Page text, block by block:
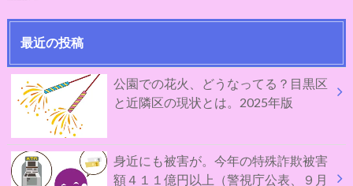
最近の投稿
公園での花火、どうなってる？目黒区
と近隣区の現状とは。2025年版
身近にも被害が。今年の特殊詐欺被害
額４１１億円以上（警視庁公表、９月